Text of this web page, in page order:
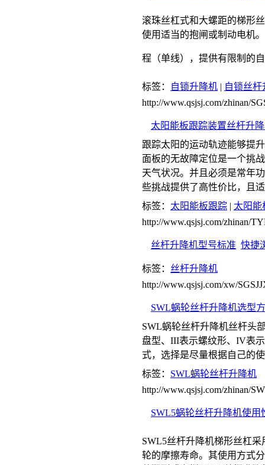
滚珠丝杠式和大螺距的梯形
使用适当的抱闸或制动电机
程（单线），提供有限制的
标签： 自锁升降机 | 自锁丝杆
http://www.qsjsj.com/zhinan/
太阳能板跟踪装置丝杆升
跟踪太阳的运动轨迹能够提
面板的无故障定位是一个挑
天气状况。并且必须是常年
些挑战提供了高性价比，且
标签： 太阳能板跟踪 | 太阳能
http://www.qsjsj.com/zhinan/
丝杆升降机型号标准 快捷
标签： 丝杆升降机
http://www.qsjsj.com/xw/
SWL蜗轮丝杆升降机选型
SWL蜗轮丝杆升降机丝杆头
盘型、III表示螺纹形、IV表
式，选择是尽量根据自己的
标签： SWL蜗轮丝杆升降机
http://www.qsjsj.com/zhinan/
SWL5蜗轮丝杆升降机使用
SWL5丝杆升降机梯形丝杠
轮的摩擦寿命。其使用方式